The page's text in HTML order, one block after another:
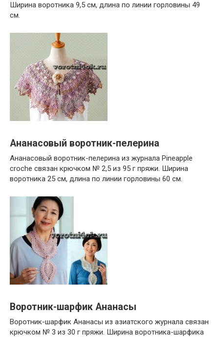
Ширина воротника 9,5 см, длина по линии горловины 49
см.
Ананасовый воротник-пелерина
Ананасовый воротник-пелерина из журнала Pineapple
croche связан крючком № 2,5 из 95 г пряжи. Ширина
воротника 25 см, длина по линии горловины 60 см.
Воротник-шарфик Ананасы
Воротник-шарфик Ананасы из азиатского журнала связан
крючком № 3 из 30 г пряжи. Ширина воротника-шарфика